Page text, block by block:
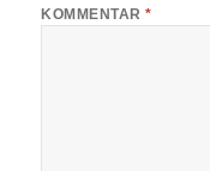
KOMMENTAR*